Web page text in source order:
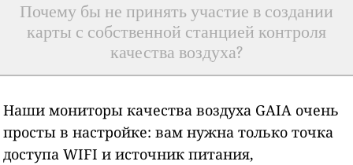
Почему бы не принять участие в создании
карты с собственной станцией контроля
качества воздуха?
Наши мониторы качества воздуха GAIA очень
просты в настройке: вам нужна только точка
доступа WIFI и источник питания,